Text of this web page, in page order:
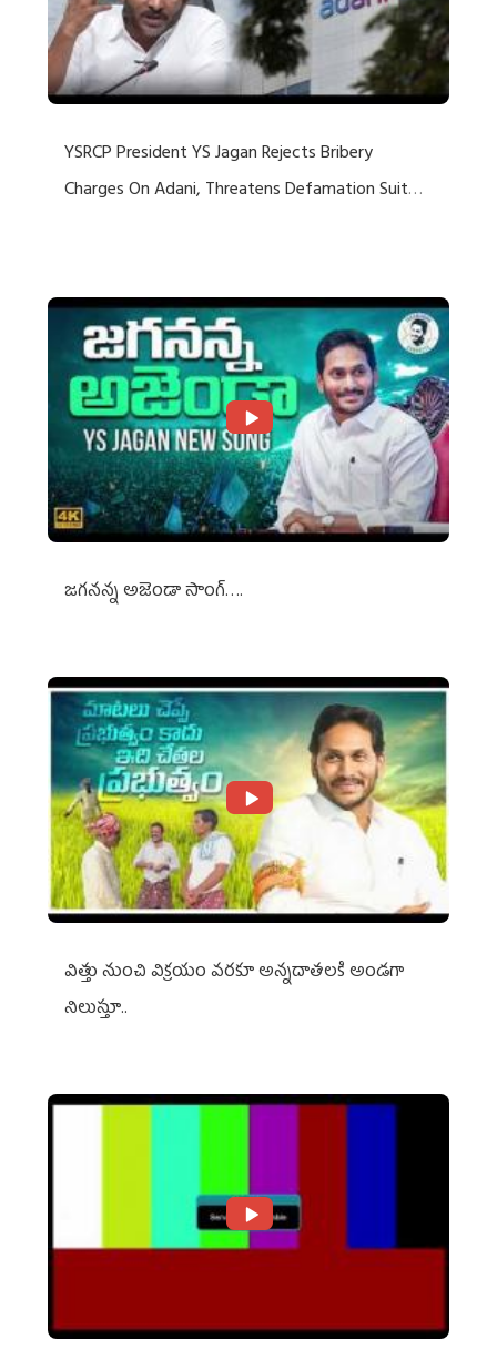
YSRCP President YS Jagan Rejects Bribery
Charges On Adani, Threatens Defamation Suit
జగనన్న అజెండా సాంగ్….
విత్తు నుంచి విక్రయం వరకూ అన్నదాతలకి అండగా
నిలుస్తూ..